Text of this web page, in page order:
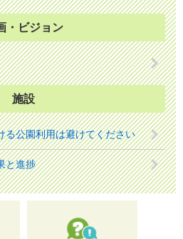
・ビジョン
施設
る公園利用は避けてください
と進捗